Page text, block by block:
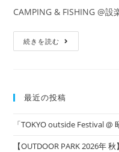
公
開
日:
カ
テ
CAMPING & FISHING @設
続きを読む CAMPING
&
町
開
定！！
最近の投稿
「TOKYO outside Festival
【OUTDOOR PARK 2026年